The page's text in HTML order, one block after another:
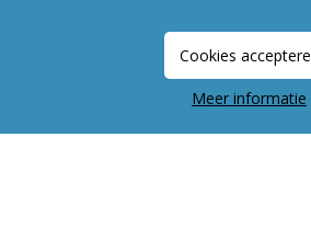
Privacy
Fundament All
Cookies
Meer informatie